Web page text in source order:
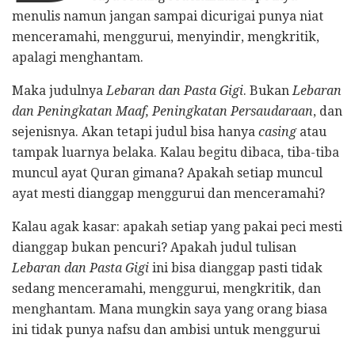
menulis namun jangan sampai dicurigai punya niat
menceramahi, menggurui, menyindir, mengkritik,
apalagi menghantam.
Maka judulnyaLebaran dan Pasta Gigi. BukanLebaran
dan Peningkatan Maaf, Peningkatan Persaudaraan, dan
sejenisnya. Akan tetapi judul bisa hanya casingatau
tampak luarnya belaka. Kalau begitu dibaca, tiba-tiba
muncul ayat Quran gimana? Apakah setiap muncul
ayat mesti dianggap menggurui dan menceramahi?
Kalau agak kasar: apakah setiap yang pakai peci mesti
dianggap bukan pencuri? Apakah judul tulisan
Lebaran dan Pasta Gigi ini bisa dianggap pasti tidak
sedang menceramahi, menggurui, mengkritik, dan
menghantam. Mana mungkin saya yang orang biasa
ini tidak punya nafsu dan ambisi untuk menggurui